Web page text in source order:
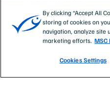
Sites
Sverige
By clicking “Accept All
storing of cookies on
navigation, analyze site
marketing efforts. MSC
Cookies Settings